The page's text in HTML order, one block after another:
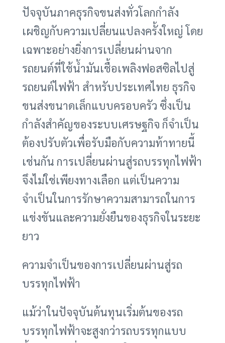
ปัจจุบันภาคธุรกิจขนส่งทั่วโลกกำลัง
เผชิญกับความเปลี่ยนแปลงครั้งใหญ่ โดย
เฉพาะอย่างยิ่งการเปลี่ยนผ่านจาก
รถยนต์ที่ใช้น้ำมันเชื้อเพลิงฟอสซิลไปสู่
รถยนต์ไฟฟ้า สำหรับประเทศไทย ธุรกิจ
ขนส่งขนาดเล็กแบบครอบครัว ซึ่งเป็น
กำลังสำคัญของระบบเศรษฐกิจ ก็จำเป็น
ต้องปรับตัวเพื่อรับมือกับความท้าทายนี้
เช่นกัน การเปลี่ยนผ่านสู่รถบรรทุกไฟฟ้า
จึงไม่ใช่เพียงทางเลือก แต่เป็นความ
จำเป็นในการรักษาความสามารถในการ
แข่งขันและความยั่งยืนของธุรกิจในระยะ
ยาว
ความจำเป็นของการเปลี่ยนผ่านสู่รถ
บรรทุกไฟฟ้า
แม้ว่าในปัจจุบันต้นทุนเริ่มต้นของรถ
บรรทุกไฟฟ้าจะสูงกว่ารถบรรทุกแบบ